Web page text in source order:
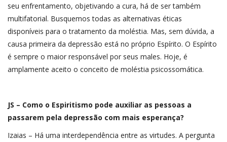
seu enfrentamento, objetivando a cura, há de ser também
multifatorial. Busquemos todas as alternativas éticas
disponíveis para o tratamento da moléstia. Mas, sem dúvida, a
causa primeira da depressão está no próprio Espírito. O Espírito
é sempre o maior responsável por seus males. Hoje, é
amplamente aceito o conceito de moléstia psicossomática.
JS – Como o Espiritismo pode auxiliar as pessoas a
passarem pela depressão com mais esperança?
Izaias – Há uma interdependência entre as virtudes. A pergunta